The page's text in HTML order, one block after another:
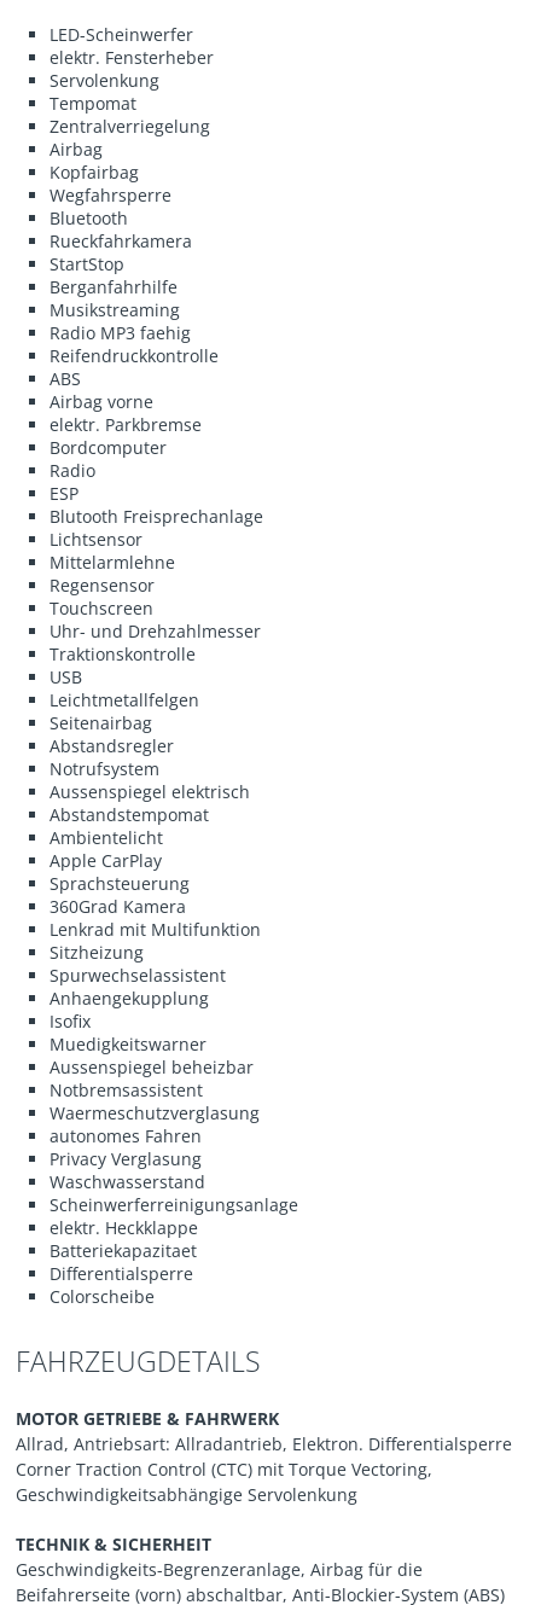
LED-Scheinwerfer
elektr. Fensterheber
Servolenkung
Tempomat
Zentralverriegelung
Airbag
Kopfairbag
Wegfahrsperre
Bluetooth
Rueckfahrkamera
StartStop
Berganfahrhilfe
Musikstreaming
Radio MP3 faehig
Reifendruckkontrolle
ABS
Airbag vorne
elektr. Parkbremse
Bordcomputer
Radio
ESP
Blutooth Freisprechanlage
Lichtsensor
Mittelarmlehne
Regensensor
Touchscreen
Uhr- und Drehzahlmesser
Traktionskontrolle
USB
Leichtmetallfelgen
Seitenairbag
Abstandsregler
Notrufsystem
Aussenspiegel elektrisch
Abstandstempomat
Ambientelicht
Apple CarPlay
Sprachsteuerung
360Grad Kamera
Lenkrad mit Multifunktion
Sitzheizung
Spurwechselassistent
Anhaengekupplung
Isofix
Muedigkeitswarner
Aussenspiegel beheizbar
Notbremsassistent
Waermeschutzverglasung
autonomes Fahren
Privacy Verglasung
Waschwasserstand
Scheinwerferreinigungsanlage
elektr. Heckklappe
Batteriekapazitaet
Differentialsperre
Colorscheibe
FAHRZEUGDETAILS
MOTOR GETRIEBE & FAHRWERK
Allrad, Antriebsart: Allradantrieb, Elektron. Differentialsperre
Corner Traction Control (CTC) mit Torque Vectoring,
Geschwindigkeitsabhängige Servolenkung
TECHNIK & SICHERHEIT
Geschwindigkeits-Begrenzeranlage, Airbag für die
Beifahrerseite (vorn) abschaltbar, Anti-Blockier-System (ABS)